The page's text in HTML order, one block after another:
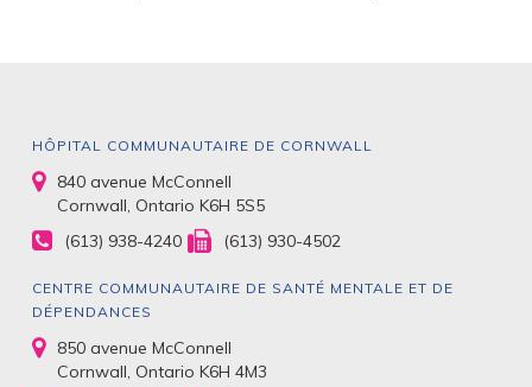
HÔPITAL COMMUNAUTAIRE DE CORNWALL
840 avenue McConnell
Cornwall, Ontario K6H 5S5
(613) 938-4240
(613) 930-4502
CENTRE COMMUNAUTAIRE DE SANTÉ MENTALE ET DE
DÉPENDANCES
850 avenue McConnell
Cornwall, Ontario K6H 4M3